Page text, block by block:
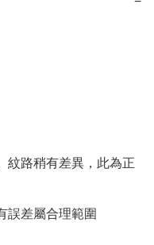
紋路稍有差異，此為正
誤差屬合理範圍